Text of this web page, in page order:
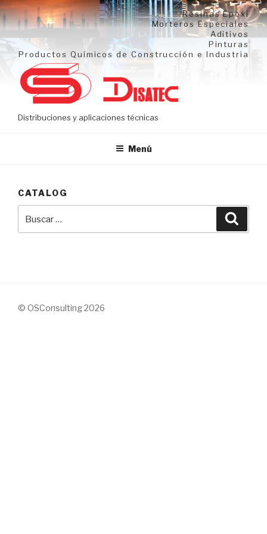
Ir
al
contenido
Resinas Epoxi
Morteros Especiales
Aditivos
Pinturas
Productos Químicos de Construcción e Industria
Distribuciones y aplicaciones técnicas
Menú
CATALOG
© OSConsulting 2026